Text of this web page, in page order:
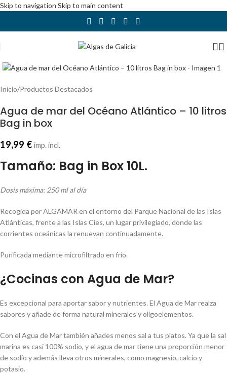
Skip to navigation Skip to main content
Inicio/Productos Destacados
Agua de mar del Océano Atlántico – 10 litros
Bag in box
19,99 € imp. incl.
Tamaño: Bag in Box 10L.
Dosis máxima: 250 ml al día
Recogida por ALGAMAR en el entorno del Parque Nacional de las Islas
Atlánticas, frente a las Islas Cíes, un lugar privilegiado, donde las
corrientes oceánicas la renuevan continuadamente.
Purificada mediante microfiltrado en frío.
¿Cocinas con Agua de Mar?
Es excepcional para aportar sabor y nutrientes. El Agua de Mar realza
sabores y añade de forma natural minerales y oligoelementos.
Con el Agua de Mar también añades menos sal a tus platos. Ya que la sal
marina es casi 100% sodio, y el agua de mar tiene una proporción menor
de sodio y además lleva otros minerales, como magnesio, calcio y
potasio.